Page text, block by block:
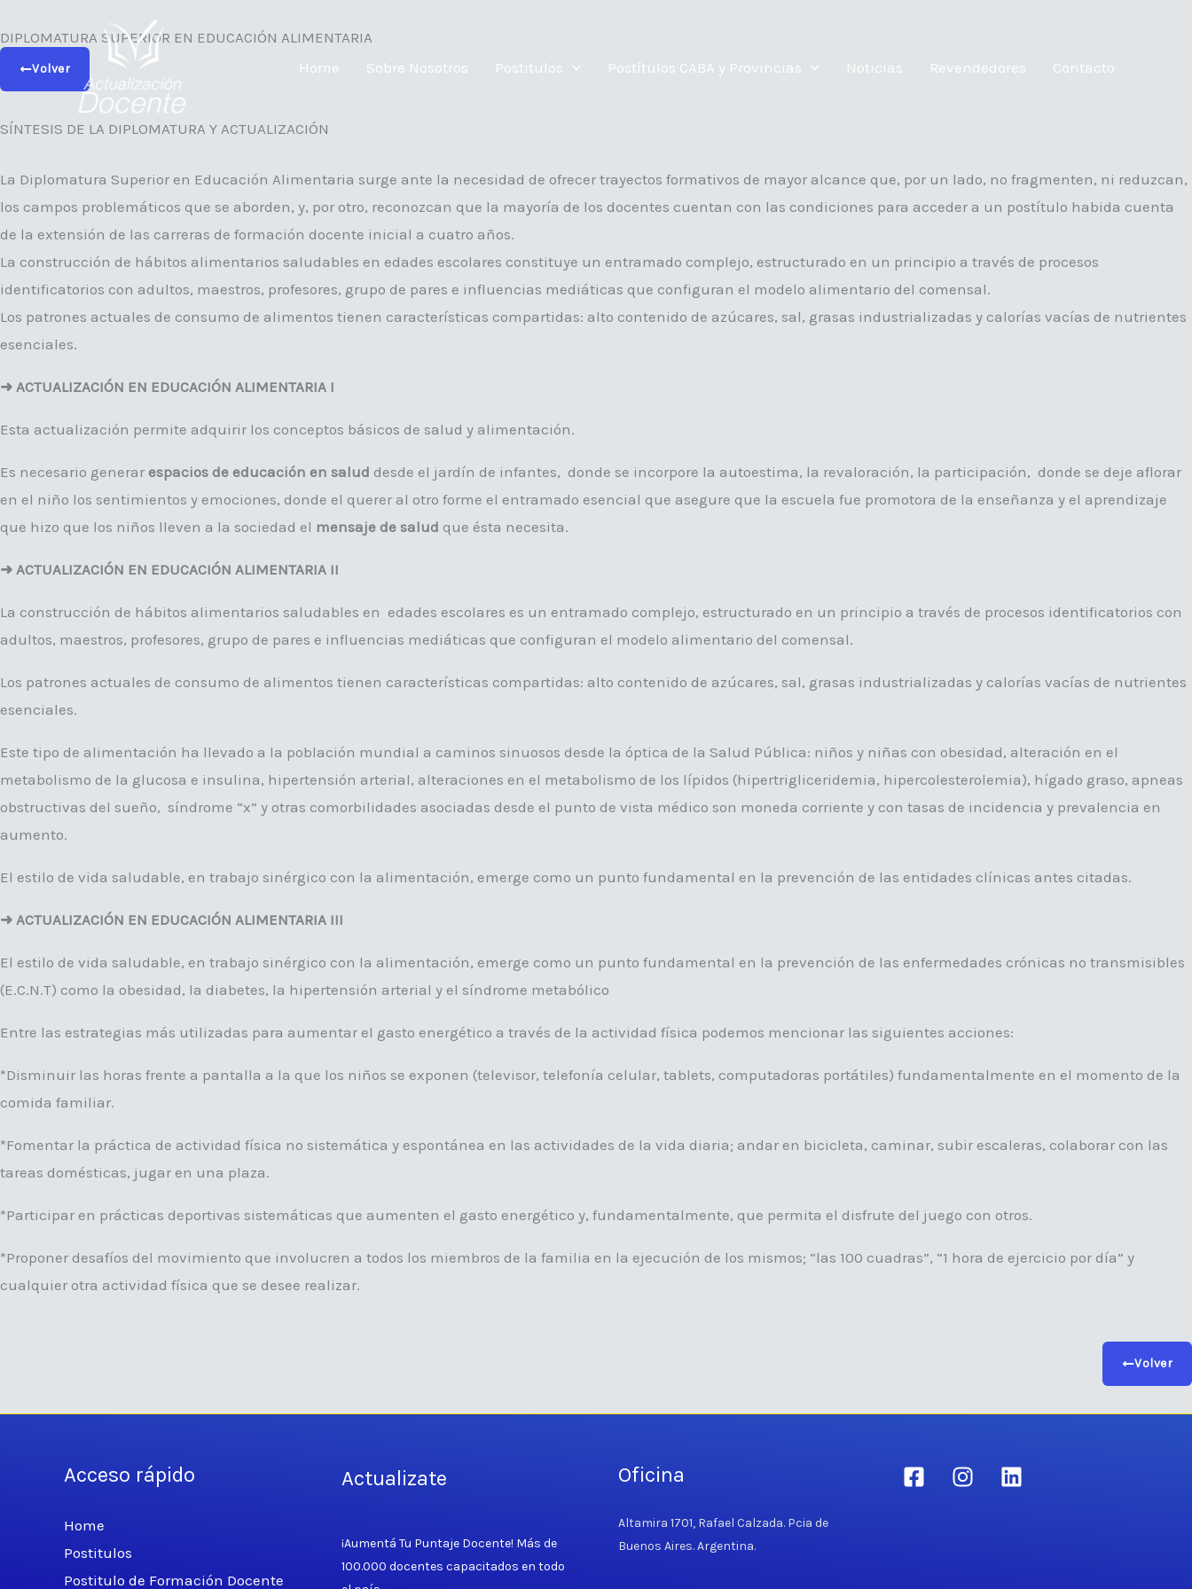
al
contenido
Home Sobre Nosotros Postitulos Postítulos CABA y Provincias Noticias Revendedores Contacto
DIPLOMATURA SUPERIOR EN EDUCACIÓN ALIMENTARIA
Volver
SÍNTESIS DE LA DIPLOMATURA Y ACTUALIZACIÓN
La Diplomatura Superior en Educación Alimentaria surge ante la necesidad de ofrecer trayectos formativos de mayor alcance que, por un lado, no fragmenten, ni reduzcan,
los campos problemáticos que se aborden, y, por otro, reconozcan que la mayoría de los docentes cuentan con las condiciones para acceder a un postítulo habida cuenta
de la extensión de las carreras de formación docente inicial a cuatro años.
La construcción de hábitos alimentarios saludables en edades escolares constituye un entramado complejo, estructurado en un principio a través de procesos
identificatorios con adultos, maestros, profesores, grupo de pares e influencias mediáticas que configuran el modelo alimentario del comensal.
Los patrones actuales de consumo de alimentos tienen características compartidas: alto contenido de azúcares, sal, grasas industrializadas y calorías vacías de nutrientes
esenciales.
➜ ACTUALIZACIÓN EN EDUCACIÓN ALIMENTARIA I
Esta actualización permite adquirir los conceptos básicos de salud y alimentación.
Es necesario generar espacios de educación en salud desde el jardín de infantes, donde se incorpore la autoestima, la revaloración, la participación, donde se deje aflorar
en el niño los sentimientos y emociones, donde el querer al otro forme el entramado esencial que asegure que la escuela fue promotora de la enseñanza y el aprendizaje
que hizo que los niños lleven a la sociedad el mensaje de salud que ésta necesita.
➜ ACTUALIZACIÓN EN EDUCACIÓN ALIMENTARIA II
La construcción de hábitos alimentarios saludables en edades escolares es un entramado complejo, estructurado en un principio a través de procesos identificatorios con
adultos, maestros, profesores, grupo de pares e influencias mediáticas que configuran el modelo alimentario del comensal.
Los patrones actuales de consumo de alimentos tienen características compartidas: alto contenido de azúcares, sal, grasas industrializadas y calorías vacías de nutrientes
esenciales.
Este tipo de alimentación ha llevado a la población mundial a caminos sinuosos desde la óptica de la Salud Pública: niños y niñas con obesidad, alteración en el
metabolismo de la glucosa e insulina, hipertensión arterial, alteraciones en el metabolismo de los lípidos (hipertrigliceridemia, hipercolesterolemia), hígado graso, apneas
obstructivas del sueño, síndrome “x” y otras comorbilidades asociadas desde el punto de vista médico son moneda corriente y con tasas de incidencia y prevalencia en
aumento.
El estilo de vida saludable, en trabajo sinérgico con la alimentación, emerge como un punto fundamental en la prevención de las entidades clínicas antes citadas.
➜ ACTUALIZACIÓN EN EDUCACIÓN ALIMENTARIA III
El estilo de vida saludable, en trabajo sinérgico con la alimentación, emerge como un punto fundamental en la prevención de las enfermedades crónicas no transmisibles
(E.C.N.T) como la obesidad, la diabetes, la hipertensión arterial y el síndrome metabólico
Entre las estrategias más utilizadas para aumentar el gasto energético a través de la actividad física podemos mencionar las siguientes acciones:
*Disminuir las horas frente a pantalla a la que los niños se exponen (televisor, telefonía celular, tablets, computadoras portátiles) fundamentalmente en el momento de la
comida familiar.
*Fomentar la práctica de actividad física no sistemática y espontánea en las actividades de la vida diaria; andar en bicicleta, caminar, subir escaleras, colaborar con las
tareas domésticas, jugar en una plaza.
*Participar en prácticas deportivas sistemáticas que aumenten el gasto energético y, fundamentalmente, que permita el disfrute del juego con otros.
*Proponer desafíos del movimiento que involucren a todos los miembros de la familia en la ejecución de los mismos; “las 100 cuadras”, “1 hora de ejercicio por día” y
cualquier otra actividad física que se desee realizar.
Volver
Acceso rápido
Home
Postitulos
Postitulo de Formación Docente
Actualizate
¡Aumentá Tu Puntaje Docente! Más de
100.000 docentes capacitados en todo
Oficina
Altamira 1701, Rafael Calzada. Pcia de
Buenos Aires. Argentina.